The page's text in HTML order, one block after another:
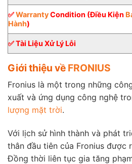
✅WarrantyCondition (Điều Kiện
Hành)
✅ Tài Liệu Xử Lý Lỗi
Giới thiệu về FRONIUS
Fronius là một trong những
xuất và ứng dụng công nghệ
lượng mặt trời.
Với lịch sử hình thành và phát
thân đầu tiên của Fronius được
Đồng thời liên tục gia tăng